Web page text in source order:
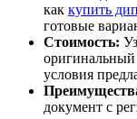
как купить
готовые
Стоимость:
условия
документ с